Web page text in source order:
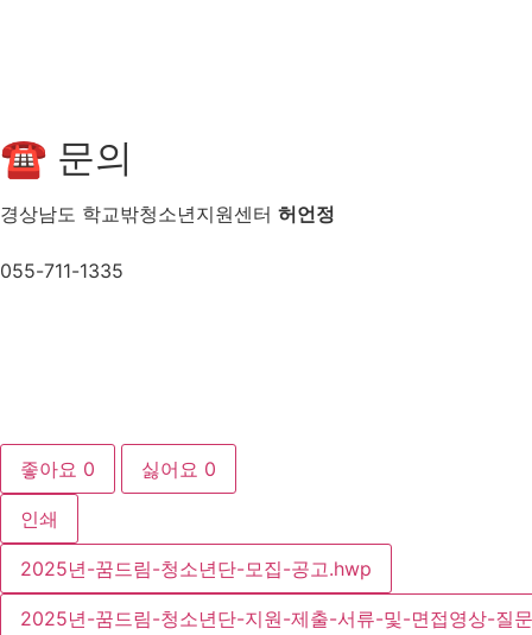
☎ 문의
경상남도 학교밖청소년지원센터 허언정
055-711-1335
좋아요 0 싫어요 0
인쇄
2025년-꿈드림-청소년단-모집-공고.hwp
2025년-꿈드림-청소년단-지원-제출-서류-및-면접영상-질